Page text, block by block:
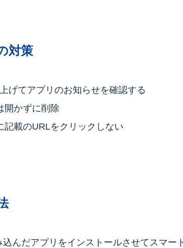
対策
げてアプリのお知らせを確認する
開かずに削除
記載のURLをクリックしない
んだアプリをインストールさせてスマ